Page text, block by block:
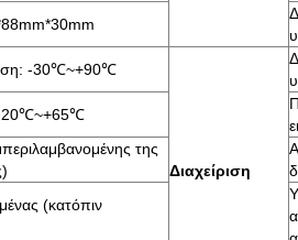
-30℃~+90℃
Διαχείριση
-20℃~+65℃
της
(κατόπιν